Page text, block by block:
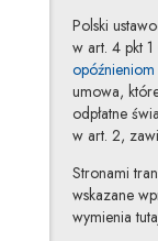
Polski
w art. 4 pkt 1
umowa,
odpłatne
w art. 2,
Stronami
wskazane
wymienia